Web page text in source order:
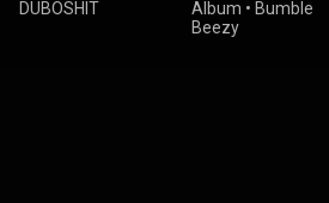
DUBOSHIT
Album • Bumble
Beezy